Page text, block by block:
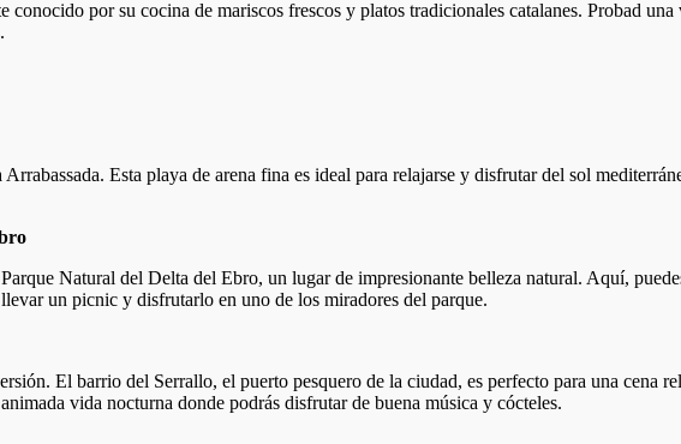
por su cocina de mariscos frescos y platos tradicionales catalanes. Probad
Esta playa de arena fina es ideal para relajarse y disfrutar del sol
Natural del Delta del Ebro, un lugar de impresionante belleza natural. Aquí,
un picnic y disfrutarlo en uno de los miradores del parque.
El barrio del Serrallo, el puerto pesquero de la ciudad, es perfecto para una cena
vida nocturna donde podrás disfrutar de buena música y cócteles.